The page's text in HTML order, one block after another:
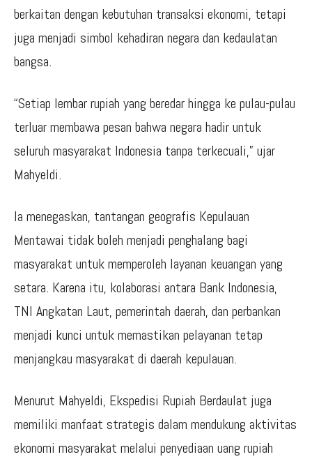
berkaitan dengan kebutuhan transaksi ekonomi, tetapi
juga menjadi simbol kehadiran negara dan kedaulatan
bangsa.
“Setiap lembar rupiah yang beredar hingga ke pulau-pulau
terluar membawa pesan bahwa negara hadir untuk
seluruh masyarakat Indonesia tanpa terkecuali,” ujar
Mahyeldi.
Ia menegaskan, tantangan geografis Kepulauan
Mentawai tidak boleh menjadi penghalang bagi
masyarakat untuk memperoleh layanan keuangan yang
setara. Karena itu, kolaborasi antara Bank Indonesia,
TNI Angkatan Laut, pemerintah daerah, dan perbankan
menjadi kunci untuk memastikan pelayanan tetap
menjangkau masyarakat di daerah kepulauan.
Menurut Mahyeldi, Ekspedisi Rupiah Berdaulat juga
memiliki manfaat strategis dalam mendukung aktivitas
ekonomi masyarakat melalui penyediaan uang rupiah